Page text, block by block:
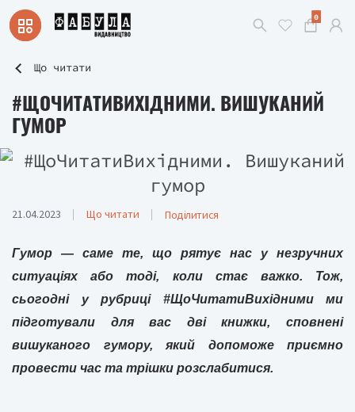
0
Що читати
#ЩОЧИТАТИВИХІДНИМИ. ВИШУКАНИЙ
ГУМОР
21.04.2023 Що читати Поділитися
Гумор — саме те, що рятує нас у незручних
ситуаціях або тоді, коли стає важко. Тож,
сьогодні у рубриці #ЩоЧитатиВихідними ми
підготували для вас дві книжки, сповнені
вишуканого гумору, який допоможе приємно
провести час та трішки розслабитися.